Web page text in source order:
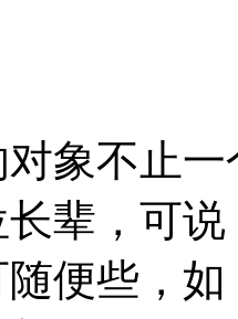
象不止
辈，可
便些，